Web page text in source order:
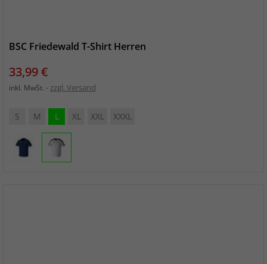
BSC Friedewald T-Shirt Herren
Preis
33,99 €
inkl. MwSt. zzgl. Versand
S M L XL XXL XXXL